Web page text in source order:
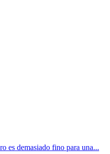
es demasiado fino para una...